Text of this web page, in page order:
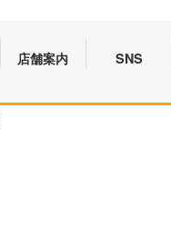
店舗案内 SNS